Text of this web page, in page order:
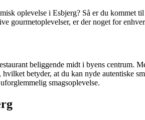
oplevelse i Esbjerg? Så er du kommet
gourmetoplevelser, er der noget for
beliggende midt i byens centrum.
betyder, at du kan nyde autentiske
smagsoplevelse.